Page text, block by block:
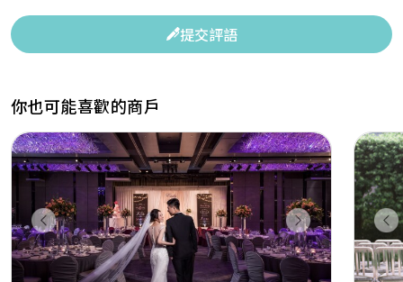
提交評語
你也可能喜歡的商戶
Previous Next